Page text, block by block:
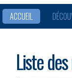
ACCUEIL
Liste